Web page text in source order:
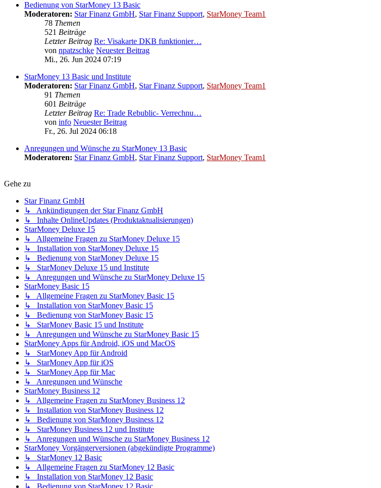
Bedienung von StarMoney 13 Basic
Moderatoren: Star Finanz GmbH, Star Finanz Support, StarMoney Team1
78 Themen
521 Beiträge
Letzter Beitrag Re: Visakarte DKB funktionier…
von npatzschke Neuester Beitrag
Mi., 26. Jun 2024 07:19
StarMoney 13 Basic und Institute
Moderatoren: Star Finanz GmbH, Star Finanz Support, StarMoney Team1
91 Themen
601 Beiträge
Letzter Beitrag Re: Trade Rebublic- Verrechnu…
von info Neuester Beitrag
Fr., 26. Jul 2024 06:18
Anregungen und Wünsche zu StarMoney 13 Basic
Moderatoren: Star Finanz GmbH, Star Finanz Support, StarMoney Team1
Gehe zu
Star Finanz GmbH
↳ Ankündigungen der Star Finanz GmbH
↳ Inhalte OnlineUpdates (Produktaktualisierungen)
StarMoney Deluxe 15
↳ Allgemeine Fragen zu StarMoney Deluxe 15
↳ Installation von StarMoney Deluxe 15
↳ Bedienung von StarMoney Deluxe 15
↳ StarMoney Deluxe 15 und Institute
↳ Anregungen und Wünsche zu StarMoney Deluxe 15
StarMoney Basic 15
↳ Allgemeine Fragen zu StarMoney Basic 15
↳ Installation von StarMoney Basic 15
↳ Bedienung von StarMoney Basic 15
↳ StarMoney Basic 15 und Institute
↳ Anregungen und Wünsche zu StarMoney Basic 15
StarMoney Apps für Android, iOS und MacOS
↳ StarMoney App für Android
↳ StarMoney App für iOS
↳ StarMoney App für Mac
↳ Anregungen und Wünsche
StarMoney Business 12
↳ Allgemeine Fragen zu StarMoney Business 12
↳ Installation von StarMoney Business 12
↳ Bedienung von StarMoney Business 12
↳ StarMoney Business 12 und Institute
↳ Anregungen und Wünsche zu StarMoney Business 12
StarMoney Vorgängerversionen (abgekündigte Programme)
↳ StarMoney 12 Basic
↳ Allgemeine Fragen zu StarMoney 12 Basic
↳ Installation von StarMoney 12 Basic